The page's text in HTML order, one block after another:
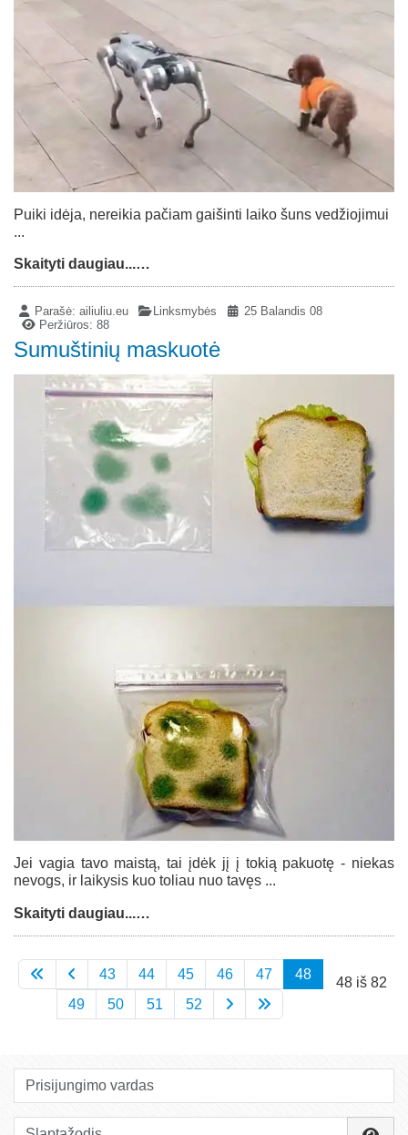
Puiki idėja, nereikia pačiam gaišinti laiko šuns vedžiojimui
...
Skaityti daugiau...…
Parašė:ailiuliu.eu Linksmybės
25 Balandis 08
Peržiūros: 88
Sumuštinių maskuotė
Jei vagia tavo maistą, tai įdėk jį į tokią pakuotę - niekas
nevogs, ir laikysis kuo toliau nuo tavęs ...
Skaityti daugiau...…
48 iš 82
43 44 45 46 47
48
49
50 51 52
Prisijungimo vardas
Slaptažodis